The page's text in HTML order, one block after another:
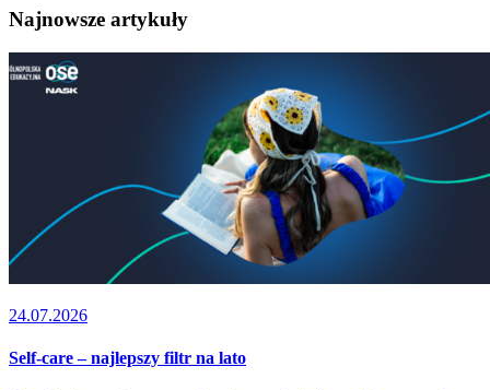
Najnowsze artykuły
24.07.2026
Self-care – najlepszy filtr na lato